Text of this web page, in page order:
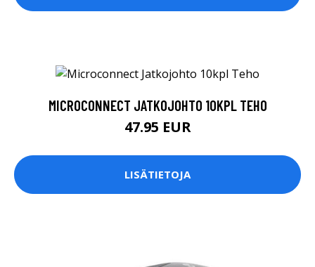
MICROCONNECT JATKOJOHTO 10KPL TEHO
47.95 EUR
LISÄTIETOJA